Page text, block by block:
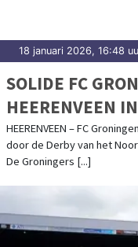
18 januari 2026, 16:48
SOLIDE FC
HEERENVEEN
HEERENVEEN – FC
door de Derby van het
De Groningers [...]